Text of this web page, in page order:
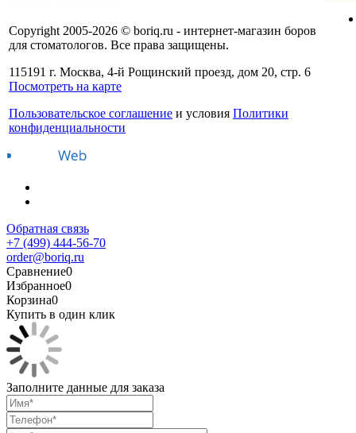
Copyright 2005-2026 © boriq.ru - интернет-магазин боров
для стоматологов. Все права защищены.
115191 г. Москва, 4-й Рощинский проезд, дом 20, стр. 6
Посмотреть на карте
Пользовательское соглашение и условия Политики
конфиденциальности
Обратная связь
+7 (499) 444-56-70
order@boriq.ru
Сравнение0
Избранное0
Корзина0
Купить в один клик
Заполните данные для заказа